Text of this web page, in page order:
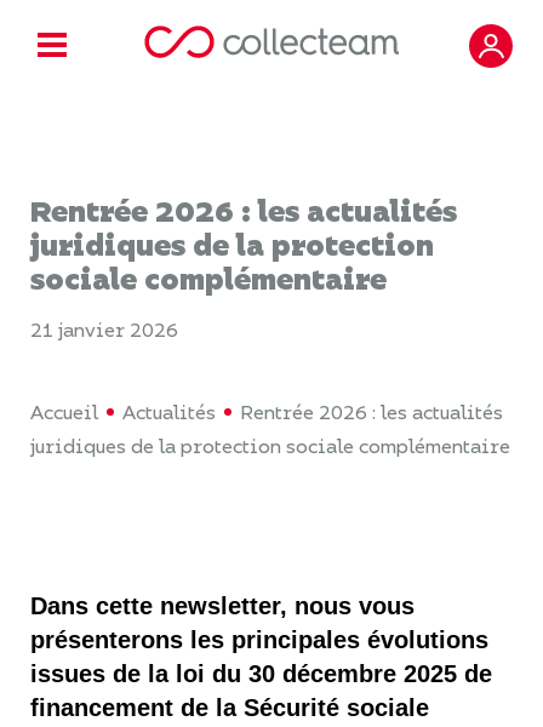
Rentrée 2026 : les actualités
juridiques de la protection
sociale complémentaire
21 janvier 2026
Accueil Actualités
Rentrée 2026 : les actualités
juridiques de la protection sociale complémentaire
Dans cette newsletter, nous vous
présenterons les principales évolutions
issues de la loi du 30 décembre 2025 de
financement de la Sécurité sociale